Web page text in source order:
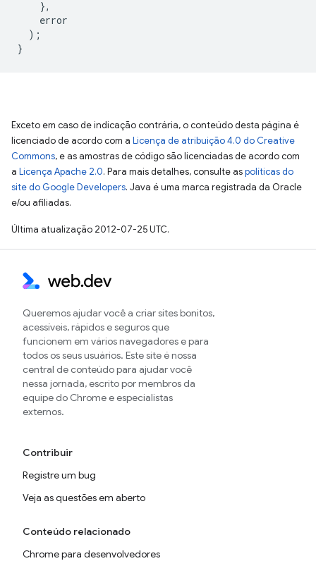
},
error
);
}
Exceto em caso de indicação contrária, o conteúdo desta página é
licenciado de acordo com a Licença de atribuição 4.0 do Creative
Commons, e as amostras de código são licenciadas de acordo com
a Licença Apache 2.0. Para mais detalhes, consulte aspolíticas do
site do Google Developers. Java é uma marca registrada da Oracle
e/ou afiliadas.
Última atualização 2012-07-25 UTC.
Queremos ajudar você a criar sites bonitos,
acessíveis, rápidos e seguros que
funcionem em vários navegadores e para
todos os seus usuários. Este site é nossa
central de conteúdo para ajudar você
nessa jornada, escrito por membros da
equipe do Chrome e especialistas
externos.
Contribuir
Registre um bug
Veja as questões em aberto
Conteúdo relacionado
Chrome para desenvolvedores